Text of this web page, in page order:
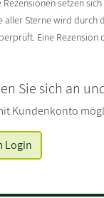
aller Sterne wird durch
Eine
Sie sich an
Kundenkonto
Login